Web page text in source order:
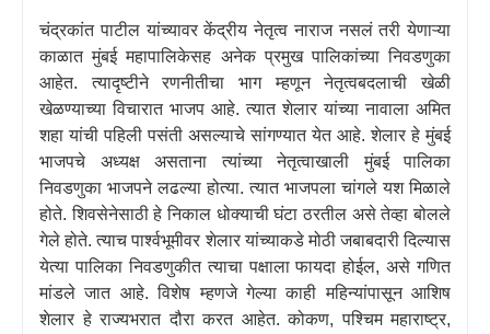
चंद्रकांत पाटील यांच्यावर केंद्रीय नेतृत्व नाराज नसलं तरी येणाऱ्या
काळात मुंबई महापालिकेसह अनेक प्रमुख पालिकांच्या निवडणुका
आहेत. त्यादृष्टीने रणनीतीचा भाग म्हणून नेतृत्वबदलाची खेळी
खेळण्याच्या विचारात भाजप आहे. त्यात शेलार यांच्या नावाला अमित
शहा यांची पहिली पसंती असल्याचे सांगण्यात येत आहे. शेलार हे मुंबई
भाजपचे अध्यक्ष असताना त्यांच्या नेतृत्वाखाली मुंबई पालिका
निवडणुका भाजपने लढल्या होत्या. त्यात भाजपला चांगले यश मिळाले
होते. शिवसेनेसाठी हे निकाल धोक्याची घंटा ठरतील असे तेव्हा बोलले
गेले होते. त्याच पार्श्वभूमीवर शेलार यांच्याकडे मोठी जबाबदारी दिल्यास
येत्या पालिका निवडणुकीत त्याचा पक्षाला फायदा होईल,असे गणित
मांडले जात आहे. विशेष म्हणजे गेल्या काही महिन्यांपासून आशिष
शेलार हे राज्यभरात दौरा करत आहेत. कोकण,पश्चिम महाराष्ट्र,